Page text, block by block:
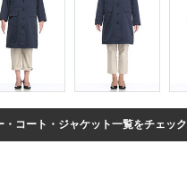
・コート・ジャケット一覧をチェック